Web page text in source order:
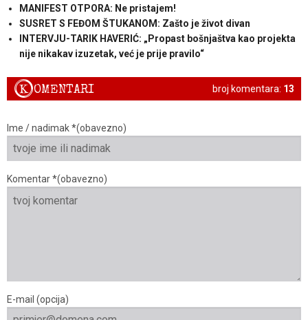
MANIFEST OTPORA: Ne pristajem!
SUSRET S FEĐOM ŠTUKANOM: Zašto je život divan
INTERVJU-TARIK HAVERIĆ: „Propast bošnjaštva kao projekta
nije nikakav izuzetak, već je prije pravilo“
broj komentara: 13
KOMENTARI
Ime / nadimak *(obavezno)
Komentar *(obavezno)
E-mail (opcija)